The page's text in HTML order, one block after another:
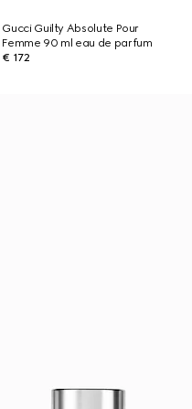
Gucci Guilty Absolute Pour
Femme 90 ml eau de parfum
€ 172